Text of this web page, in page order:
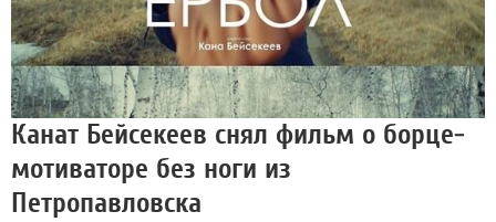
Канат Бейсекеев снял фильм о борце-
мотиваторе без ноги из
Петропавловска